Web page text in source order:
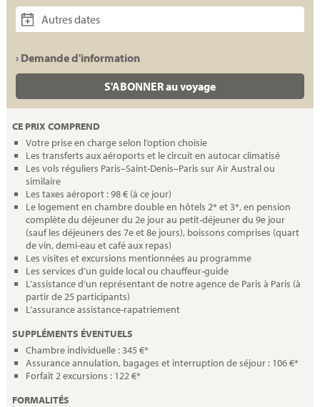
Autres dates
› Demande d'information
S'ABONNER au voyage
CE PRIX COMPREND
Votre prise en charge selon l’option choisie
Les transferts aux aéroports et le circuit en autocar climatisé
Les vols réguliers Paris–Saint-Denis–Paris sur Air Austral ou
similaire
Les taxes aéroport : 98 € (à ce jour)
Le logement en chambre double en hôtels 2* et 3*, en pension
complète du déjeuner du 2e jour au petit-déjeuner du 9e jour
(sauf les déjeuners des 7e et 8e jours), boissons comprises (quart
de vin, demi-eau et café aux repas)
Les visites et excursions mentionnées au programme
Les services d’un guide local ou chauffeur-guide
L’assistance d’un représentant de notre agence de Paris à Paris (à
partir de 25 participants)
L’assurance assistance-rapatriement
SUPPLÉMENTS ÉVENTUELS
Chambre individuelle : 345 €*
Assurance annulation, bagages et interruption de séjour : 106 €*
Forfait 2 excursions : 122 €*
FORMALITÉS